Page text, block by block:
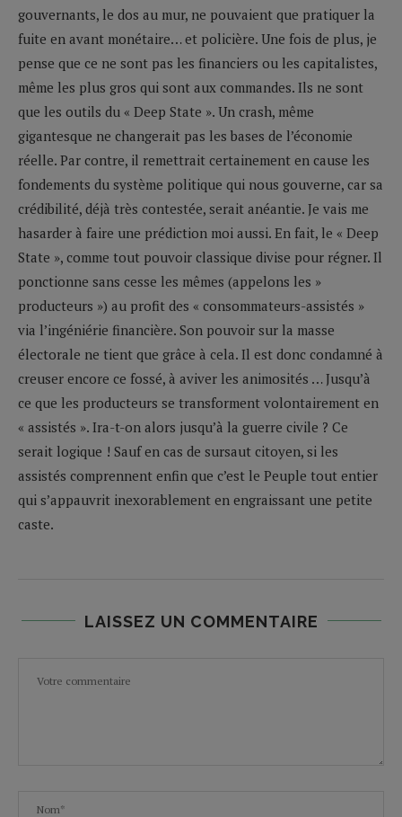
gouvernants, le dos au mur, ne pouvaient que pratiquer la
fuite en avant monétaire… et policière. Une fois de plus, je
pense que ce ne sont pas les financiers ou les capitalistes,
même les plus gros qui sont aux commandes. Ils ne sont
que les outils du « Deep State ». Un crash, même
gigantesque ne changerait pas les bases de l’économie
réelle. Par contre, il remettrait certainement en cause les
fondements du système politique qui nous gouverne, car sa
crédibilité, déjà très contestée, serait anéantie. Je vais me
hasarder à faire une prédiction moi aussi. En fait, le « Deep
State », comme tout pouvoir classique divise pour régner. Il
ponctionne sans cesse les mêmes (appelons les »
producteurs ») au profit des « consommateurs-assistés »
via l’ingéniérie financière. Son pouvoir sur la masse
électorale ne tient que grâce à cela. Il est donc condamné à
creuser encore ce fossé, à aviver les animosités … Jusqu’à
ce que les producteurs se transforment volontairement en
« assistés ». Ira-t-on alors jusqu’à la guerre civile ? Ce
serait logique ! Sauf en cas de sursaut citoyen, si les
assistés comprennent enfin que c’est le Peuple tout entier
qui s’appauvrit inexorablement en engraissant une petite
caste.
LAISSEZ UN COMMENTAIRE